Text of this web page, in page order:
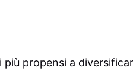
propensi a